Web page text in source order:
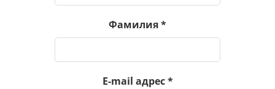
Фамилия*
E-mail адрес*